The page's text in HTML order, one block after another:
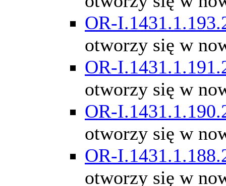
OR-
otworzy się w
OR-
otworzy się w
OR-
otworzy się w
OR-
otworzy się w